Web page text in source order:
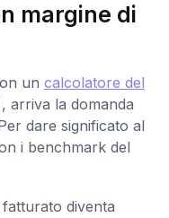
margine di
un calcolatore del
arriva la domanda
dare significato al
i benchmark del
diventa